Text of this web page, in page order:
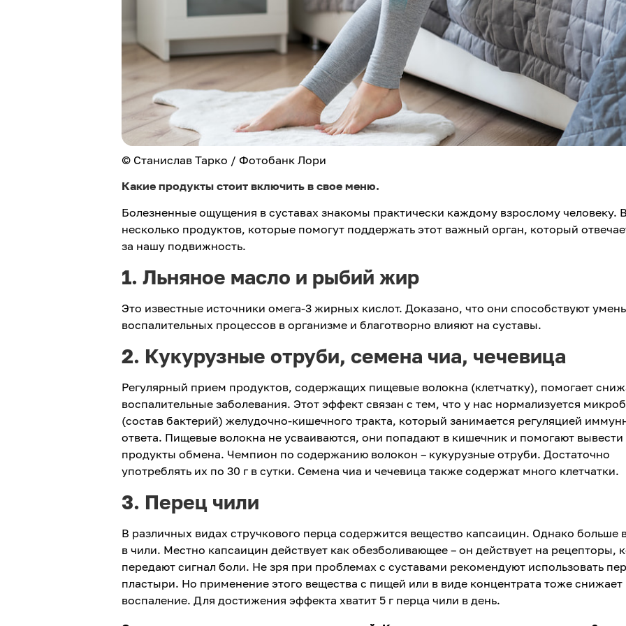
© Станислав Тарко / Фотобанк Лори
Какие продукты стоит включить в свое меню.
Болезненные ощущения в суставах знакомы практически каждому взрослому человеку.
несколько продуктов, которые помогут поддержать этот важный орган, который
за нашу подвижность.
1. Льняное масло и рыбий жир
Это известные источники омега-3 жирных кислот. Доказано, что они способствуют
воспалительных процессов в организме и благотворно влияют на суставы.
2. Кукурузные отруби, семена чиа, чечевица
Регулярный прием продуктов, содержащих пищевые волокна (клетчатку), помогает
воспалительные заболевания. Этот эффект связан с тем, что у нас нормализуется
(состав бактерий) желудочно-кишечного тракта, который занимается регуляцией
ответа. Пищевые волокна не усваиваются, они попадают в кишечник и помогают вывести
продукты обмена. Чемпион по содержанию волокон – кукурузные отруби. Достаточно
употреблять их по 30 г в сутки. Семена чиа и чечевица также содержат много клетчатки.
3. Перец чили
В различных видах стручкового перца содержится вещество капсаицин. Однако больше
в чили. Местно капсаицин действует как обезболивающее – он действует на рецепторы,
передают сигнал боли. Не зря при проблемах с суставами рекомендуют использовать
пластыри. Но применение этого вещества с пищей или в виде концентрата тоже снижает
воспаление. Для достижения эффекта хватит 5 г перца чили в день.